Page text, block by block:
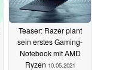
Teaser: Razer plant
sein erstes Gaming-
Notebook mit AMD
Ryzen 10.05.2021